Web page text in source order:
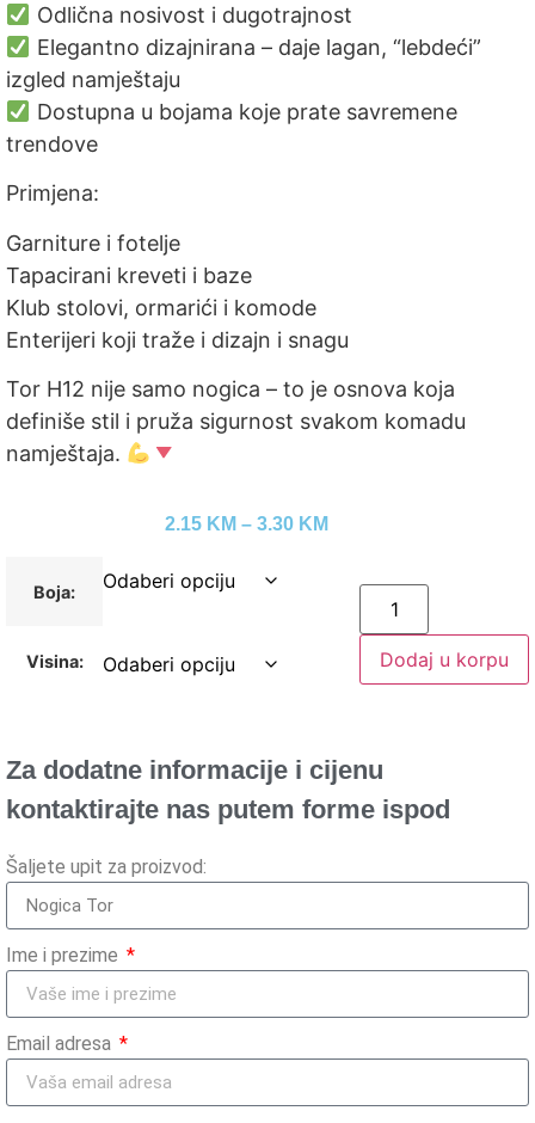
Odlična nosivost i dugotrajnost
Elegantno dizajnirana – daje lagan, “lebdeći”
izgled namještaju
Dostupna u bojama koje prate savremene
trendove
Primjena:
Garniture i fotelje
Tapacirani kreveti i baze
Klub stolovi, ormarići i komode
Enterijeri koji traže i dizajn i snagu
Tor H12 nije samo nogica – to je osnova koja
definiše stil i pruža sigurnost svakom komadu
namještaja.
2.15 KM – 3.30 KM
Boja:
Visina: Dodaj u korpu
Za dodatne informacije i cijenu
kontaktirajte nas putem forme ispod
Šaljete upit za proizvod:
Ime i prezime
Email adresa